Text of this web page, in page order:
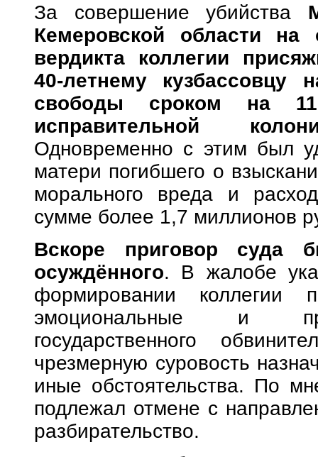
За совершение убийства
Кемеровской области на
вердикта коллегии
40-летнему кузбассовцу
свободы сроком на11
исправительной
Одновременно с этим был
матери погибшего о
морального вреда и
сумме более 1,7 миллионов
Вскоре приговор суда
осуждённого. В жалобе
формировании коллегии
эмоциональные и
государственного
чрезмерную суровость
иные обстоятельства. По
подлежал отмене с
разбирательство.